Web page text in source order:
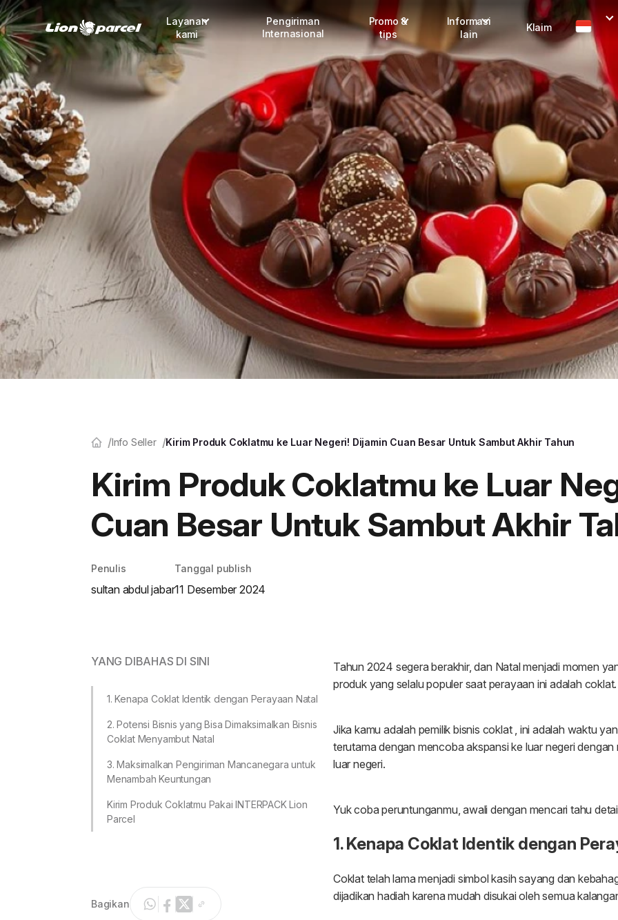
Layanan
kami
Pengiriman
Fulfillment
Korporasi
Daftar jadi Mitra
Lacak pendaftaran Mitra
Pengiriman
Internasional
Promo &
tips
Promo terbaru
Info seller
Info mitra
Informasi
lain
Dangerous Goods
Karantina
FAQ
Tentang kami
Karir
Klaim
Info Seller Kirim Produk Coklatmu ke Luar Negeri! Dijamin Cuan Besar Untuk Sambut Akhir Tahun
Kirim Produk Coklatmu ke Luar
Cuan Besar Untuk Sambut Akhir
Penulis
sultan abdul jabar
Tanggal publish
11 Desember 2024
YANG DIBAHAS DI SINI
1. Kenapa Coklat Identik dengan Perayaan Natal
2. Potensi Bisnis yang Bisa Dimaksimalkan Bisnis
Coklat Menyambut Natal
3. Maksimalkan Pengiriman Mancanegara untuk
Menambah Keuntungan
Kirim Produk Coklatmu Pakai INTERPACK Lion
Parcel
Bagikan